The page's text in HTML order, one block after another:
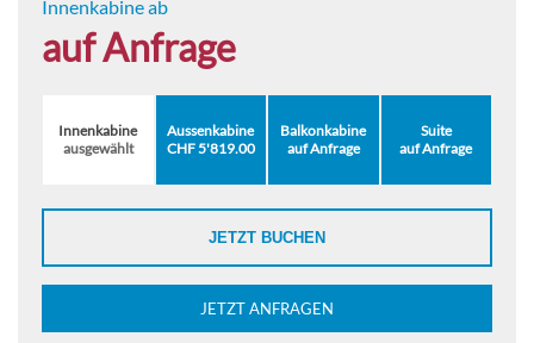
Innenkabine ab
auf Anfrage
Innenkabine
ausgewählt
Aussenkabine
CHF 5'819.00
Balkonkabine
auf Anfrage
Suite
auf Anfrage
JETZT BUCHEN
JETZT ANFRAGEN